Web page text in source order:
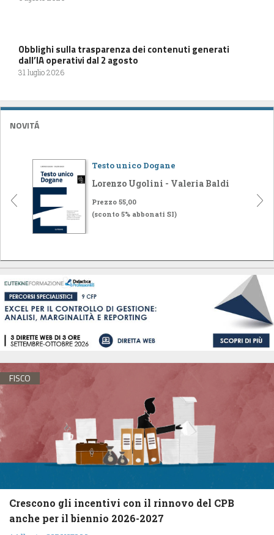
Obblighi sulla trasparenza dei contenuti generati
dall’IA operativi dal 2 agosto
31 luglio 2026
NOVITÁ
Testo unico Dogane
Lorenzo Ugolini - Valeria Baldi
Prezzo 55,00
(sconto 5% abbonati SI)
FISCO
Crescono gli incentivi con il rinnovo del CPB
anche per il biennio 2026-2027